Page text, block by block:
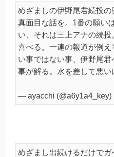
めざましの伊野尾君続投
真面目な話を。1番の願い
い、それは三上アナの続
喜べる。一連の報道が例
い事ではない事、伊野尾
事が解る。水を差して悪い
— ayacchi (@a6y1a4_key)
めざまし出続けるだけで